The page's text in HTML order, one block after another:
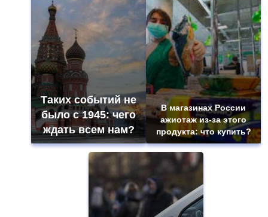
Таких событий не
было с 1945: чего
ждать всем нам?
В магазинах России
ажиотаж из-за этого
продукта: что купить?